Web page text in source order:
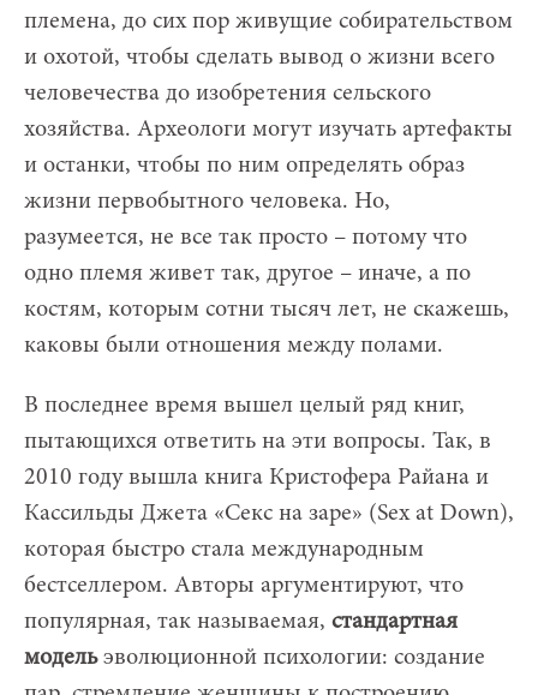
племена, до сих пор живущие собирательством
и охотой, чтобы сделать вывод о жизни всего
человечества до изобретения сельского
хозяйства. Археологи могут изучать артефакты
и останки, чтобы по ним определять образ
жизни первобытного человека. Но,
разумеется, не все так просто – потому что
одно племя живет так, другое – иначе, а по
костям, которым сотни тысяч лет, не скажешь,
каковы были отношения между полами.
В последнее время вышел целый ряд книг,
пытающихся ответить на эти вопросы. Так, в
2010 году вышла книга Кристофера Райана и
Кассильды Джета «Секс на заре» (Sex at Down),
которая быстро стала международным
бестселлером. Авторы аргументируют, что
популярная, так называемая, стандартная
модельэволюционной психологии: создание